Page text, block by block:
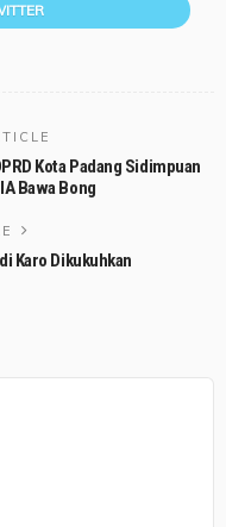
Kota Padang Sidimpuan
Bawa Bong
Karo Dikukuhkan